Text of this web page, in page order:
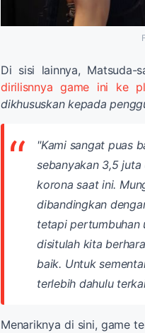
Di sisi lainnya, Matsuda-
dirilisnnya game ini ke
dikhususkan kepada
"Kami sangat puas
sebanyakan 3,5
korona saat ini.
dibandingkan
tetapi pertumbuhan
disitulah kita
baik. Untuk
terlebih dahulu
Menariknya di sini, game